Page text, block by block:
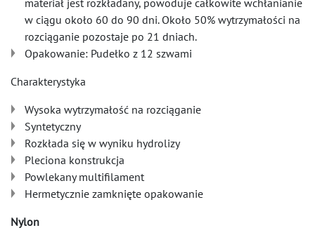
materiał jest rozkładany, powoduje całkowite wchłanianie
w ciągu około 60 do 90 dni. Około 50% wytrzymałości na
rozciąganie pozostaje po 21 dniach.
Opakowanie: Pudełko z 12 szwami
Charakterystyka
Wysoka wytrzymałość na rozciąganie
Syntetyczny
Rozkłada się w wyniku hydrolizy
Pleciona konstrukcja
Powlekany multifilament
Hermetycznie zamknięte opakowanie
Nylon